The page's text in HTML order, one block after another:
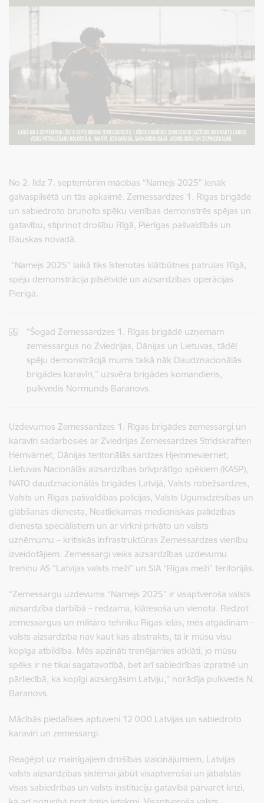
No 2. līdz 7. septembrim mācības “Namejs 2025” ienāk
galvaspilsētā un tās apkaimē. Zemessardzes 1. Rīgas brigāde
un sabiedroto bruņoto spēku vienības demonstrēs spējas un
gatavību, stiprinot drošību Rīgā, Pierīgas pašvaldībās un
Bauskas novadā.
“Namejs 2025” laikā tiks īstenotas klātbūtnes patruļas Rīgā,
spēju demonstrācija pilsētvidē un aizsardzības operācijas
Pierīgā.
“Šogad Zemessardzes 1. Rīgas brigādē uzņemam
zemessargus no Zviedrijas, Dānijas un Lietuvas, tādēļ
spēju demonstrācijā mums talkā nāk Daudznacionālās
brigādes karavīri,” uzsvēra brigādes komandieris,
pulkvedis Normunds Baranovs.
Uzdevumos Zemessardzes 1. Rīgas brigādes zemessargi un
karavīri sadarbosies ar Zviedrijas Zemessardzes Stridskraften
Hemvärnet, Dānijas teritoriālās sardzes Hjemmeværnet,
Lietuvas Nacionālās aizsardzības brīvprātīgo spēkiem (KASP),
NATO daudznacionālās brigādes Latvijā, Valsts robežsardzes,
Valsts un Rīgas pašvaldības policijas, Valsts Ugunsdzēsības un
glābšanas dienesta, Neatliekamās medicīniskās palīdzības
dienesta speciālistiem un ar virkni privāto un valsts
uzņēmumu – kritiskās infrastruktūras Zemessardzes vienību
izveidotājiem. Zemessargi veiks aizsardzības uzdevumu
treniņu AS “Latvijas valsts meži” un SIA “Rīgas meži” teritorijās.
“Zemessargu uzdevums “Namejs 2025” ir visaptveroša valsts
aizsardzība darbībā – redzama, klātesoša un vienota. Redzot
zemessargus un militāro tehniku Rīgas ielās, mēs atgādinām –
valsts aizsardzība nav kaut kas abstrakts, tā ir mūsu visu
kopīga atbildība. Mēs apzināti trenējamies atklāti, jo mūsu
spēks ir ne tikai sagatavotībā, bet arī sabiedrības izpratnē un
pārliecībā, ka kopīgi aizsargāsim Latviju,” norādīja pulkvedis N.
Baranovs.
Mācībās piedalīsies aptuveni 12 000 Latvijas un sabiedroto
karavīri un zemessargi.
Reaģējot uz mainīgajiem drošības izaicinājumiem, Latvijas
valsts aizsardzības sistēmai jābūt visaptverošai un jābalstās
visas sabiedrības un valsts institūciju gatavībā pārvarēt krīzi,